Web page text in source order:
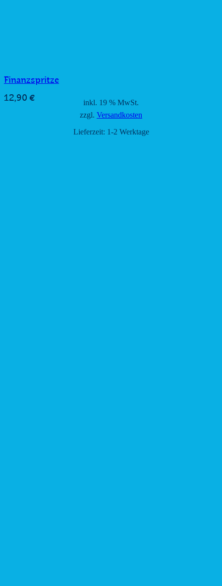
Finanzspritze
12,90 €
inkl. 19 % MwSt.
zzgl. Versandkosten
Lieferzeit: 1-2 Werktage